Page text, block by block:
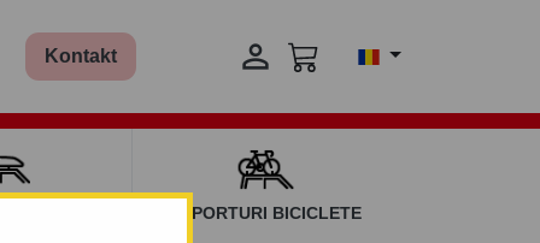
Kontakt 
SUPORTURI BICICLETE